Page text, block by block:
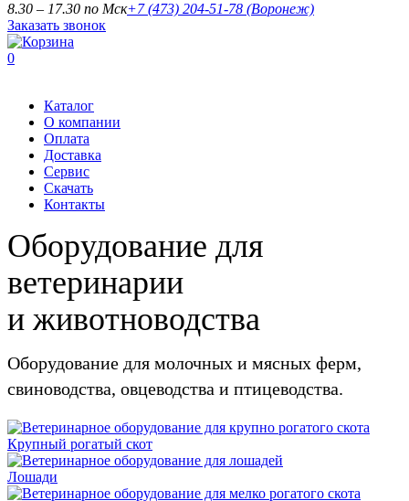
8.30 – 17.30 по Мск+7 (473) 204-51-78 (Воронеж)
Заказать звонок
0
Каталог
О компании
Оплата
Доставка
Сервис
Скачать
Контакты
Оборудование для
ветеринарии
и животноводства
Оборудование для молочных и мясных ферм,
свиноводства, овцеводства и птицеводства.
Крупный рогатый скот
Лошади